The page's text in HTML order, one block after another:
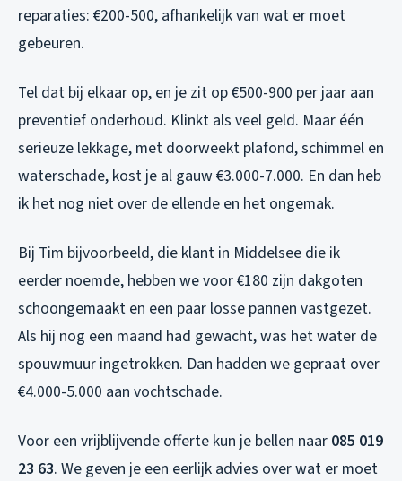
reparaties: €200-500, afhankelijk van wat er moet
gebeuren.
Tel dat bij elkaar op, en je zit op €500-900 per jaar aan
preventief onderhoud. Klinkt als veel geld. Maar één
serieuze lekkage, met doorweekt plafond, schimmel en
waterschade, kost je al gauw €3.000-7.000. En dan heb
ik het nog niet over de ellende en het ongemak.
Bij Tim bijvoorbeeld, die klant in Middelsee die ik
eerder noemde, hebben we voor €180 zijn dakgoten
schoongemaakt en een paar losse pannen vastgezet.
Als hij nog een maand had gewacht, was het water de
spouwmuur ingetrokken. Dan hadden we gepraat over
€4.000-5.000 aan vochtschade.
Voor een vrijblijvende offerte kun je bellen naar 085 019
23 63. We geven je een eerlijk advies over wat er moet